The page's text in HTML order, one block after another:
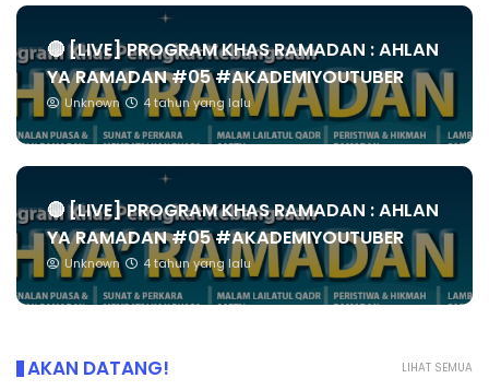
🔴 [LIVE] PROGRAM KHAS RAMADAN : AHLAN
YA RAMADAN #05 #AKADEMIYOUTUBER
Unknown 4 tahun yang lalu
🔴 [LIVE] PROGRAM KHAS RAMADAN : AHLAN
YA RAMADAN #05 #AKADEMIYOUTUBER
Unknown 4 tahun yang lalu
LIHAT SEMUA
AKAN DATANG!